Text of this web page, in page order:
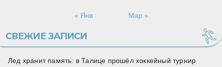
« Янв Мар »
СВЕЖИЕ ЗАПИСИ
Лед хранит память: в Талице прошёл хоккейный турнир